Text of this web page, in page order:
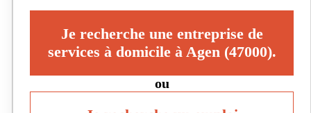
Je recherche une entreprise de
services à domicile à Agen (47000).
ou